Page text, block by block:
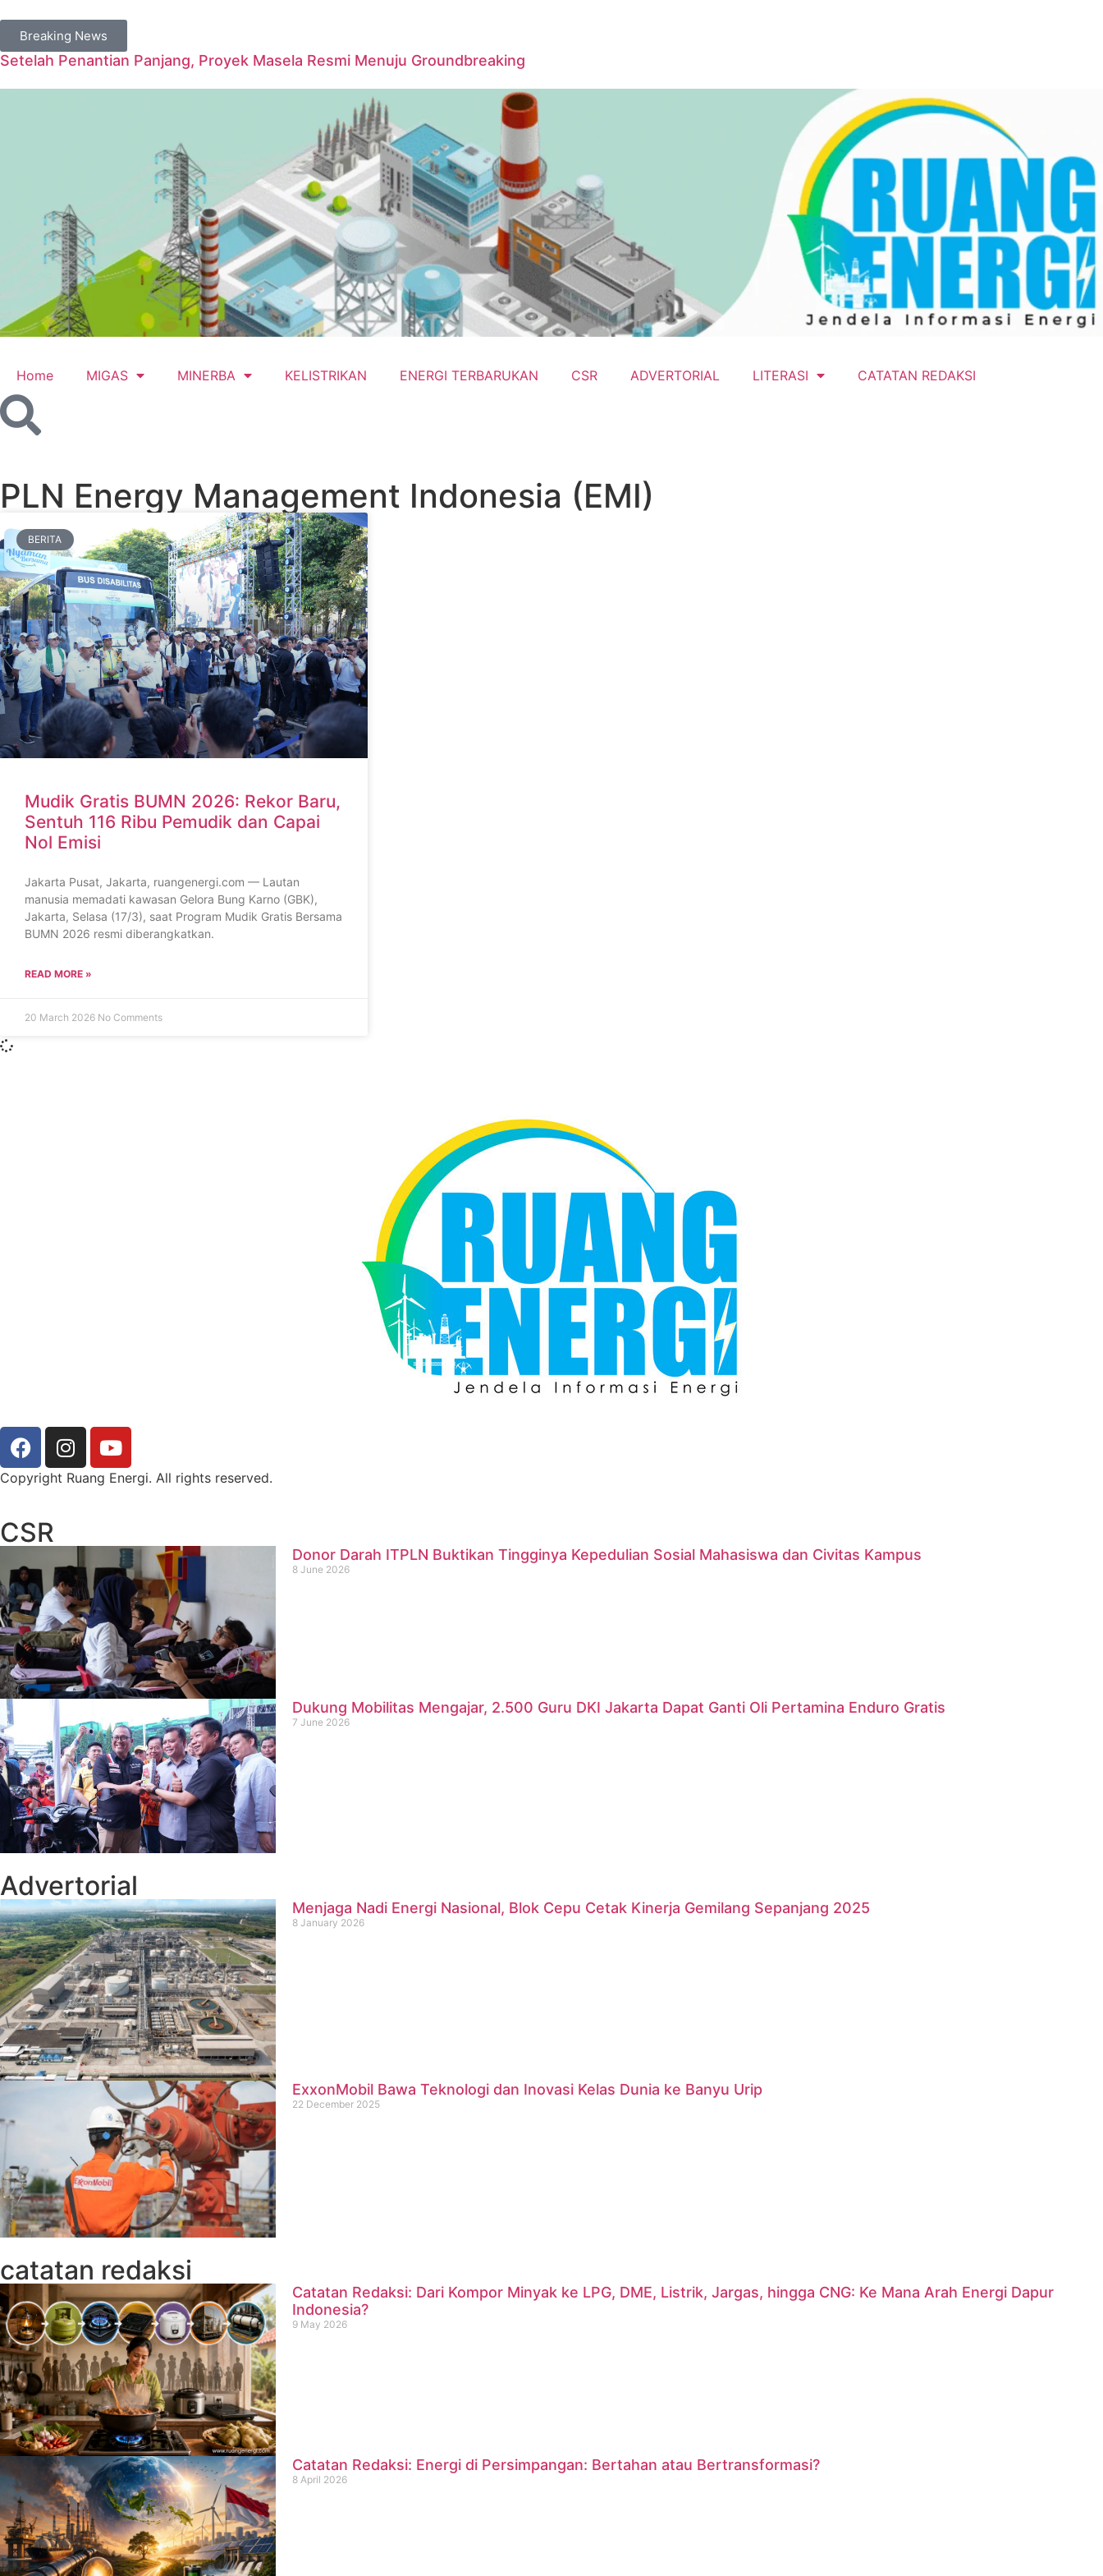
Breaking News
Setelah Penantian Panjang, Proyek Masela Resmi Menuju Groundbreaking
Home MIGAS MINERBA KELISTRIKAN ENERGI TERBARUKAN CSR ADVERTORIAL LITERASI CATATAN REDAKSI
PLN Energy Management Indonesia (EMI)
BERITA
Mudik Gratis BUMN 2026: Rekor Baru,
Sentuh 116 Ribu Pemudik dan Capai
Nol Emisi
Jakarta Pusat, Jakarta, ruangenergi.com — Lautan
manusia memadati kawasan Gelora Bung Karno (GBK),
Jakarta, Selasa (17/3), saat Program Mudik Gratis Bersama
BUMN 2026 resmi diberangkatkan.
READ MORE »
20 March 2026 No Comments
Copyright Ruang Energi. All rights reserved.
CSR
Donor Darah ITPLN Buktikan Tingginya Kepedulian Sosial Mahasiswa dan Civitas Kampus
8 June 2026
Dukung Mobilitas Mengajar, 2.500 Guru DKI Jakarta Dapat Ganti Oli Pertamina Enduro Gratis
7 June 2026
Advertorial
Menjaga Nadi Energi Nasional, Blok Cepu Cetak Kinerja Gemilang Sepanjang 2025
8 January 2026
ExxonMobil Bawa Teknologi dan Inovasi Kelas Dunia ke Banyu Urip
22 December 2025
catatan redaksi
Catatan Redaksi: Dari Kompor Minyak ke LPG, DME, Listrik, Jargas, hingga CNG: Ke Mana Arah Energi Dapur
Indonesia?
9 May 2026
Catatan Redaksi: Energi di Persimpangan: Bertahan atau Bertransformasi?
8 April 2026